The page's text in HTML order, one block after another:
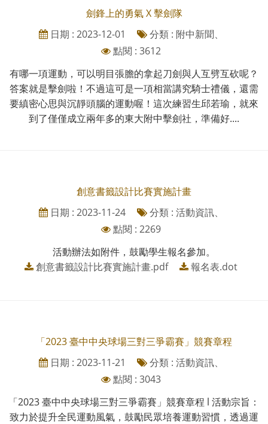
劍鋒上的勇氣 X 擊劍隊
日期 : 2023-12-01
分類 : 附中新聞、
點閱 : 3612
有哪一項運動，可以明目張膽的拿起刀劍與人互劈互砍呢？
答案就是擊劍啦！不過這可是一項相當講究騎士禮儀，還需
要縝密心思與沉靜頭腦的運動喔！這次練習生邱若瑜，就來
到了僅僅成立兩年多的東大附中擊劍社，準備好....
創意書籤設計比賽實施計畫
日期 : 2023-11-24
分類 : 活動資訊、
點閱 : 2269
活動辦法如附件，鼓勵學生報名參加。
創意書籤設計比賽實施計畫.pdf
報名表.dot
「2023 臺中中央球場三對三爭霸賽」競賽章程
日期 : 2023-11-21
分類 : 活動資訊、
點閱 : 3043
「2023 臺中中央球場三對三爭霸賽」競賽章程 l 活動宗旨：
致⼒於提升全⺠運動風氣，⿎勵⺠眾培養運動習慣，透過運